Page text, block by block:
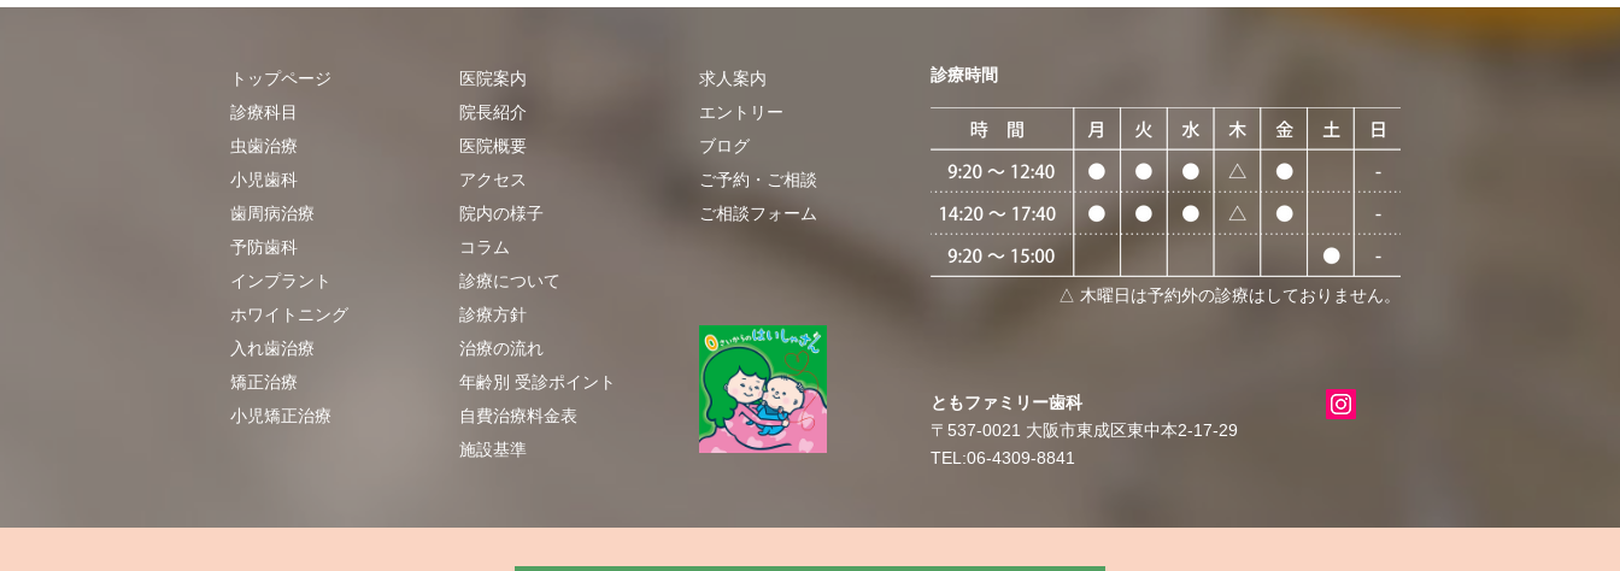
トップページ
診療科目
虫歯治療
小児歯科
歯周病治療
予防歯科
インプラント
ホワイトニング
入れ歯治療
矯正治療
小児矯正治療
医院案内
院長紹介
医院概要
アクセス
院内の様子
​​コラム
診療について
診療方針
治療の流れ
年齢別 受診ポイント
自費治療料金表
施設基準
求人案内
エントリー
ブログ
​ご予約・ご相談
ご相談フォーム
診療時間
△ 木曜日は予約外の診療はしておりません。
​​ともファミリー歯科
〒537-0021 大阪市東成区東中本2-17-29
TEL:06-4309-8841